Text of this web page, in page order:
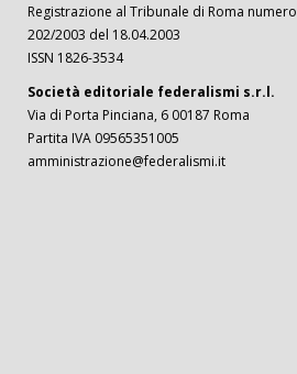
Registrazione al Tribunale di Roma numero
202/2003 del 18.04.2003
ISSN 1826-3534
Società editoriale federalismi s.r.l.
Via di Porta Pinciana, 6 00187 Roma
Partita IVA 09565351005
amministrazione@federalismi.it